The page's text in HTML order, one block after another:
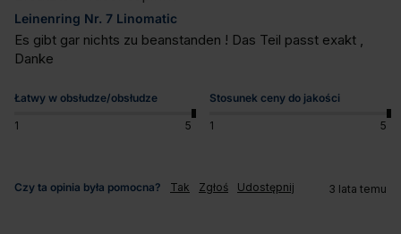
Leinenring Nr. 7 Linomatic
Es gibt gar nichts zu beanstanden ! Das Teil passt exakt ,
Danke
Łatwy w obsłudze/obsłudze
1 5
Stosunek ceny do jakości
1 5
Czy ta opinia była pomocna? Tak Zgłoś Udostępnij 3 lata temu